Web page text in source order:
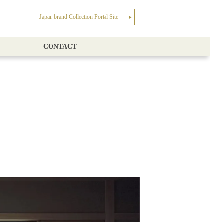
CONTACT
Japan brand Collection Portal Site ▶︎